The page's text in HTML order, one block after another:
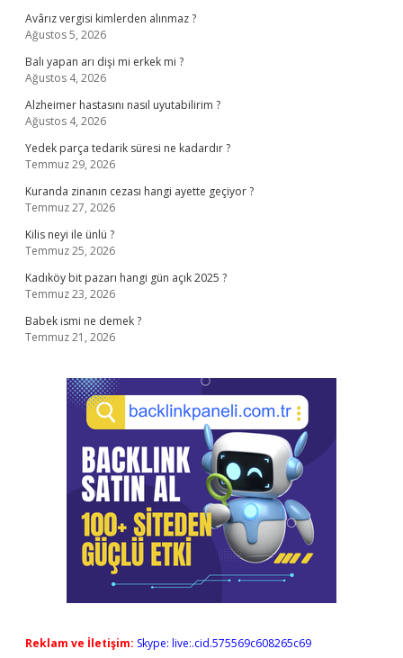
Avârız vergisi kimlerden alınmaz ?
Ağustos 5, 2026
Balı yapan arı dişi mi erkek mi ?
Ağustos 4, 2026
Alzheimer hastasını nasıl uyutabilirim ?
Ağustos 4, 2026
Yedek parça tedarik süresi ne kadardır ?
Temmuz 29, 2026
Kuranda zinanın cezası hangi ayette geçiyor ?
Temmuz 27, 2026
Kilis neyi ile ünlü ?
Temmuz 25, 2026
Kadıköy bit pazarı hangi gün açık 2025 ?
Temmuz 23, 2026
Babek ismi ne demek ?
Temmuz 21, 2026
Reklam ve İletişim: Skype: live:.cid.575569c608265c69